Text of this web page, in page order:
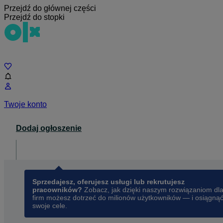
Przejdź do głównej części
Przejdź do stopki
Twoje konto
Dodaj ogłoszenie
Sprzedajesz, oferujesz usługi lub rekrutujesz
pracowników? Zobacz, jak dzięki naszym rozwiązaniom dla
firm możesz dotrzeć do milionów użytkowników — i osiągnąć
swoje cele.